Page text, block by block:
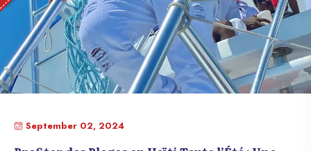
September 02, 2024